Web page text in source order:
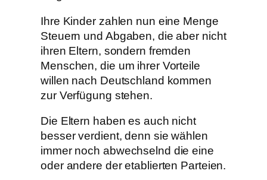
Ihre Kinder zahlen nun eine Menge
Steuern und Abgaben, die aber nicht
ihren Eltern, sondern fremden
Menschen, die um ihrer Vorteile
willen nach Deutschland kommen
zur Verfügung stehen.
Die Eltern haben es auch nicht
besser verdient, denn sie wählen
immer noch abwechselnd die eine
oder andere der etablierten Parteien.